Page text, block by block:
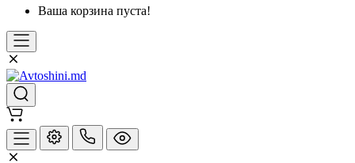
Ваша корзина пуста!